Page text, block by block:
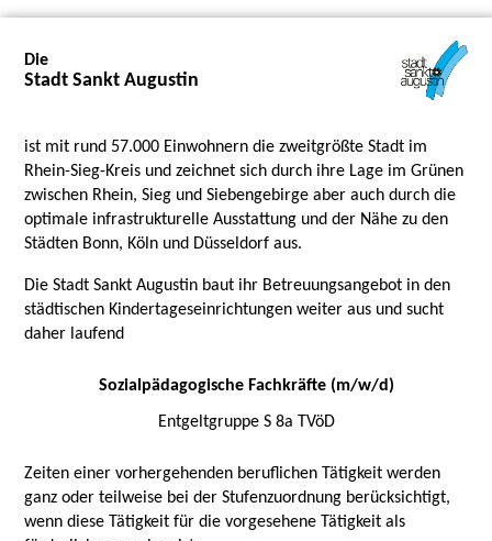
Die
Stadt Sankt Augustin
ist mit rund 57.000 Einwohnern die zweitgrößte Stadt im
Rhein-Sieg-Kreis und zeichnet sich durch ihre Lage im Grünen
zwischen Rhein, Sieg und Siebengebirge aber auch durch die
optimale infrastrukturelle Ausstattung und der Nähe zu den
Städten Bonn, Köln und Düsseldorf aus.
Die Stadt Sankt Augustin baut ihr Betreuungsangebot in den
städtischen Kindertageseinrichtungen weiter aus und sucht
daher laufend
Sozialpädagogische Fachkräfte (m/w/d)
Entgeltgruppe S 8a TVöD
Zeiten einer vorhergehenden beruflichen Tätigkeit werden
ganz oder teilweise bei der Stufenzuordnung berücksichtigt,
wenn diese Tätigkeit für die vorgesehene Tätigkeit als